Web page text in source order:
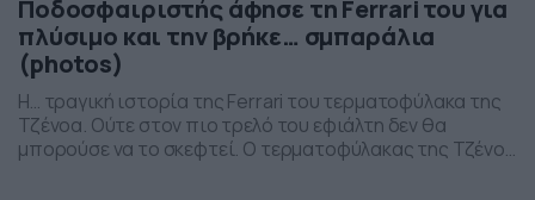
Ποδοσφαιριστής άφησε τη Ferrari του για
πλύσιμο και την βρήκε… σμπαράλια
(photos)
Η… τραγική ιστορία της Ferrari του τερματοφύλακα της
Τζένοα. Ούτε στον πιο τρελό του εφιάλτη δεν θα
μπορούσε να το σκεφτεί. Ο τερματοφύλακας της Τζένοα